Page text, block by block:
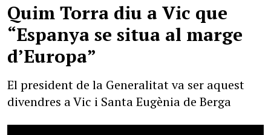
Quim Torra diu a Vic que
“Espanya se situa al marge
d’Europa”
El president de la Generalitat va ser aquest
divendres a Vic i Santa Eugènia de Berga